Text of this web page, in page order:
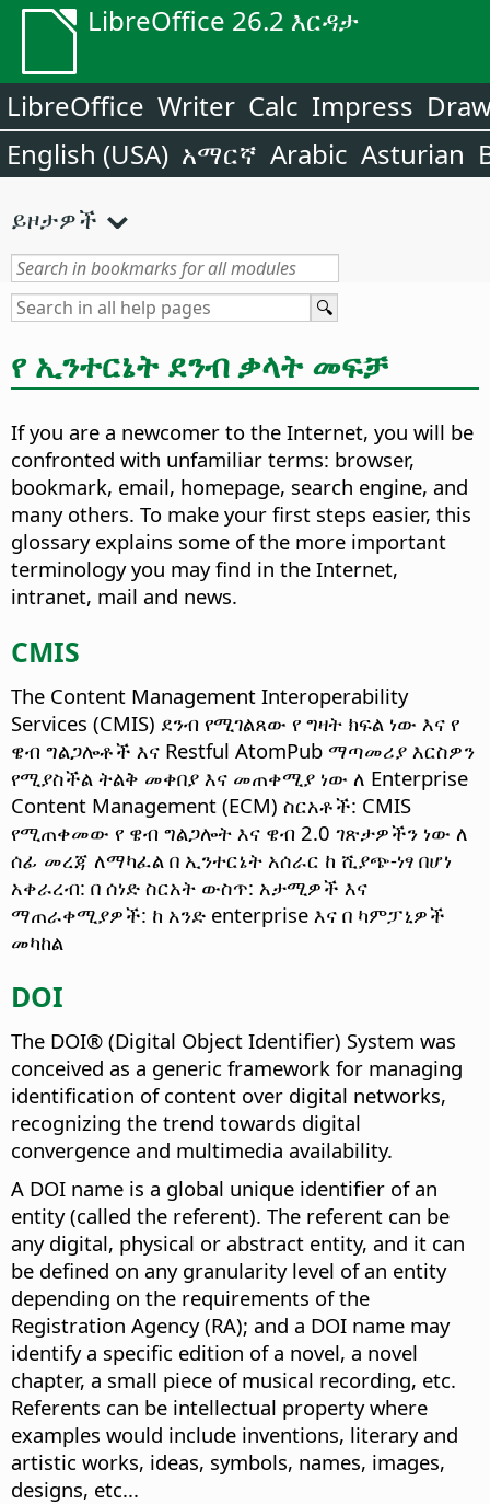
LibreOffice 26.2 እርዳታ
LibreOffice Writer Calc Impress
English (USA) አማርኛ Arabic Asturian
ይዞታዎች
የ ኢንተርኔት ደንብ ቃላት መፍቻ
If you are a newcomer to the Internet, you will be
confronted with unfamiliar terms: browser,
bookmark, email, homepage, search engine, and
many others. To make your first steps easier, this
glossary explains some of the more important
terminology you may find in the Internet,
intranet, mail and news.
CMIS
The Content Management Interoperability
Services (CMIS) ደንብ የሚገልጸው የ ግዛት ክፍል ነው እና የ
ዌብ ግልጋሎቶች እና Restful AtomPub ማጣመሪያ እርስዎን
የሚያስችል ትልቅ መቀበያ እና መጠቀሚያ ነው ለ Enterprise
Content Management (ECM) ስርአቶች: CMIS
የሚጠቀመው የ ዌብ ግልጋሎት እና ዌብ 2.0 ገጽታዎችን ነው ለ
ሰፊ መረጃ ለማካፈል በ ኢንተርኔት አሰራር ከ ሺያጭ-ነፃ በሆነ
አቀራረብ: በ ሰነድ ስርአት ውስጥ: አታሚዎች እና
ማጠራቀሚያዎች: ከ አንድ enterprise እና በ ካምፓኒዎች
መካከል
DOI
The DOI® (Digital Object Identifier) System was
conceived as a generic framework for managing
identification of content over digital networks,
recognizing the trend towards digital
convergence and multimedia availability.
A DOI name is a global unique identifier of an
entity (called the referent). The referent can be
any digital, physical or abstract entity, and it can
be defined on any granularity level of an entity
depending on the requirements of the
Registration Agency (RA); and a DOI name may
identify a specific edition of a novel, a novel
chapter, a small piece of musical recording, etc.
Referents can be intellectual property where
examples would include inventions, literary and
artistic works, ideas, symbols, names, images,
designs, etc...